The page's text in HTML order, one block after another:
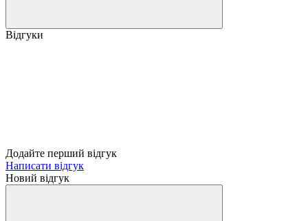
Відгуки
Додайте перший відгук
Написати відгук
Новий відгук